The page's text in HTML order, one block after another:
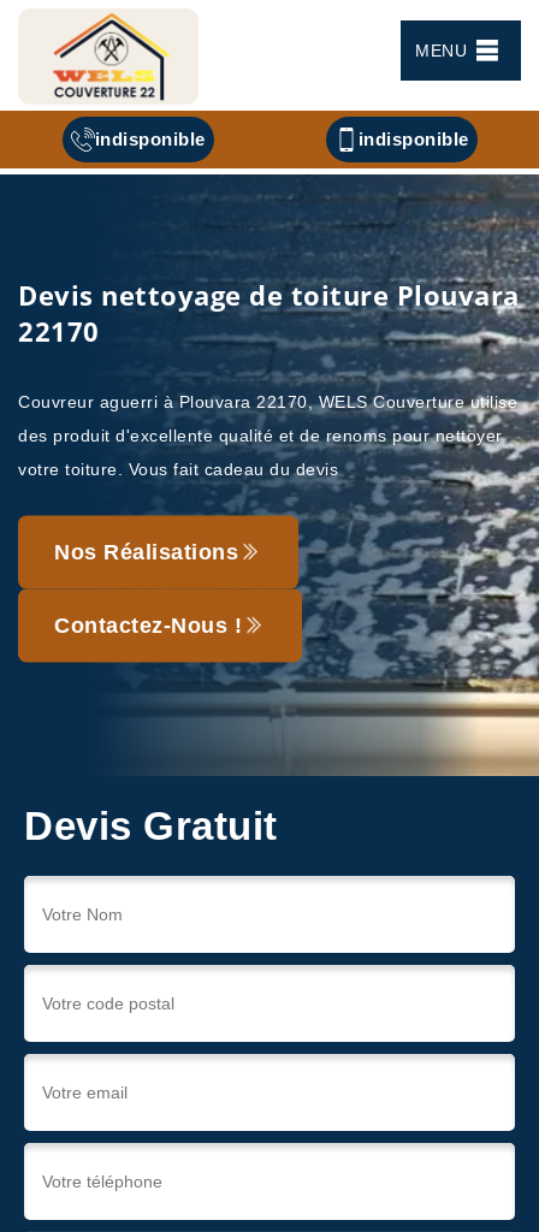
MENU
indisponible indisponible
Devis nettoyage de toiture Plouvara
22170
Couvreur aguerri à Plouvara 22170, WELS Couverture utilise
des produit d'excellente qualité et de renoms pour nettoyer
votre toiture. Vous fait cadeau du devis
Nos Réalisations
Contactez-Nous !
Devis Gratuit